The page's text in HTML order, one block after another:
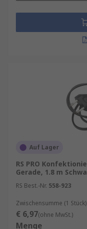
in
:
Auf Lager
RS PRO
Gerade, 1.8 m
RS Best.-Nr. 558-923
Zwischensumme (1 Stück)
€ 6,97(ohne MwSt.)
Menge